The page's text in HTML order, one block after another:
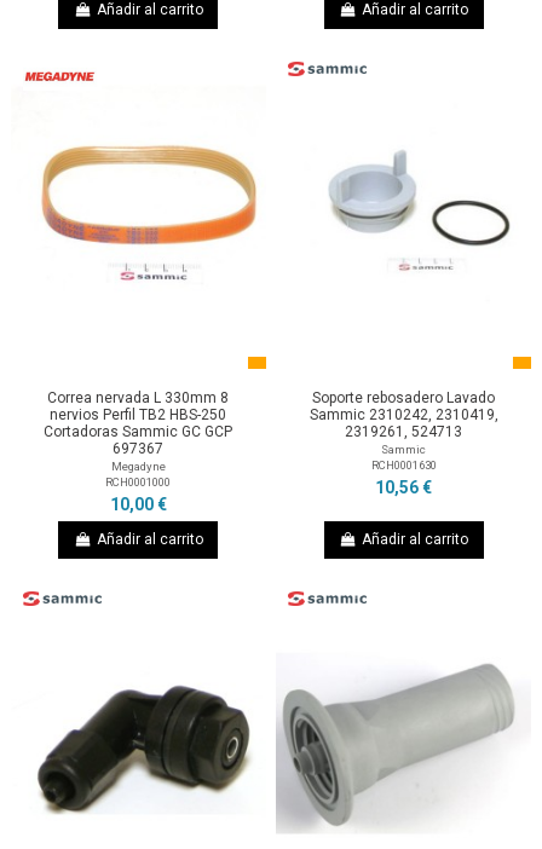
Añadir al carrito Añadir al carrito
Correa nervada L 330mm 8
nervios Perfil TB2 HBS-250
Cortadoras Sammic GC GCP
697367
Megadyne
RCH0001000
10,00 €
Añadir al carrito
Soporte rebosadero Lavado
Sammic 2310242, 2310419,
2319261, 524713
Sammic
RCH0001630
10,56 €
Añadir al carrito